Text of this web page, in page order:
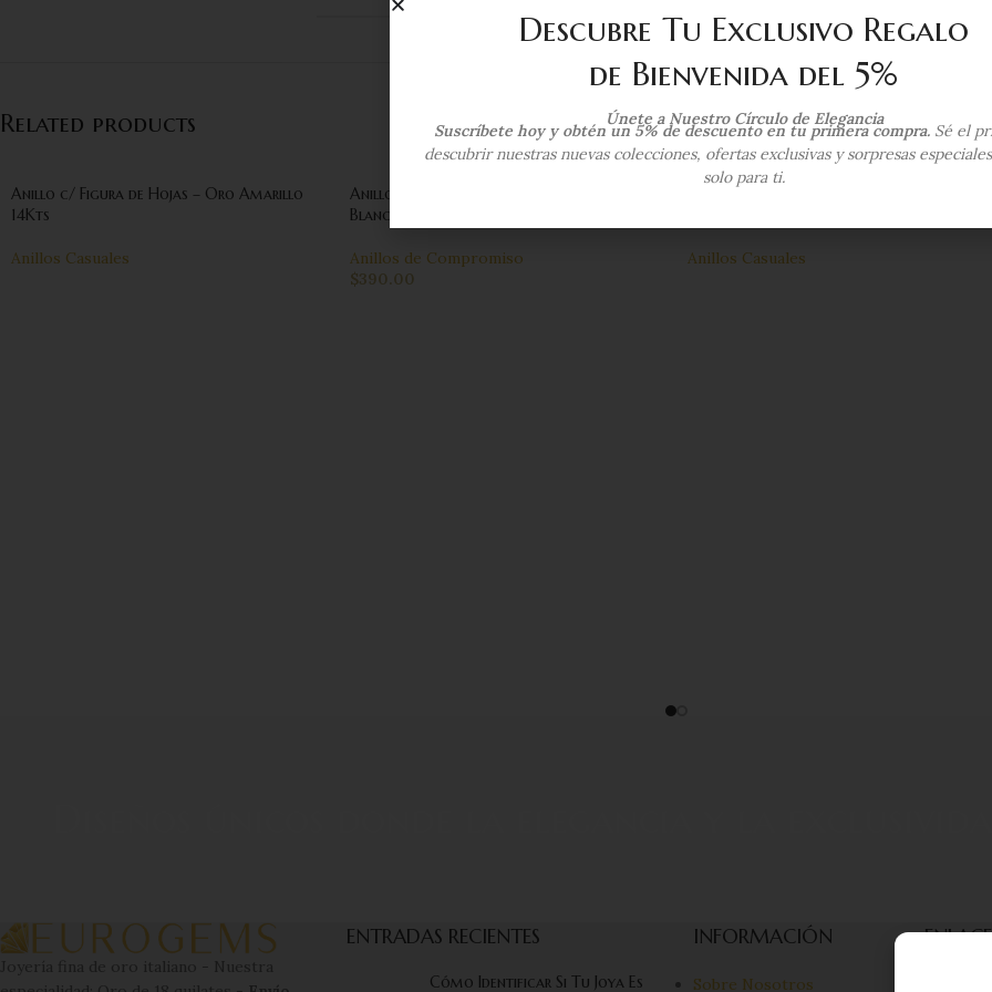
Related products
Anillo c/ Figura de Hojas – Oro Amarillo
14Kts
Anillos Casuales
Anillo de Compromiso c/ Zircón – Oro
Blanco 14Kts
Anillos de Compromiso
$390.00
Anillo Bebe c/ Cuarzo Lila – Oro Amarillo
Anillos Casuales
ENTRADAS RECIENTES
Cómo Identificar Si Tu Joya Es
INFORMACIÓN
Sobre Nosotros
Descubre Tu Exclusivo Regalo
de Bienvenida del 5%
Únete a Nuestro Círculo de Elegancia
Suscríbete hoy y obtén un 5% de descuento en tu primera compra.Sé el
descubrir nuestras nuevas colecciones, ofertas exclusivas y sorpresas
solo para ti.